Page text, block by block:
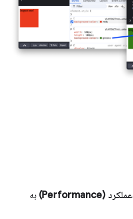
عملکرد (Performance)
به